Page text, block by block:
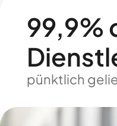
99,9%
pünktlich